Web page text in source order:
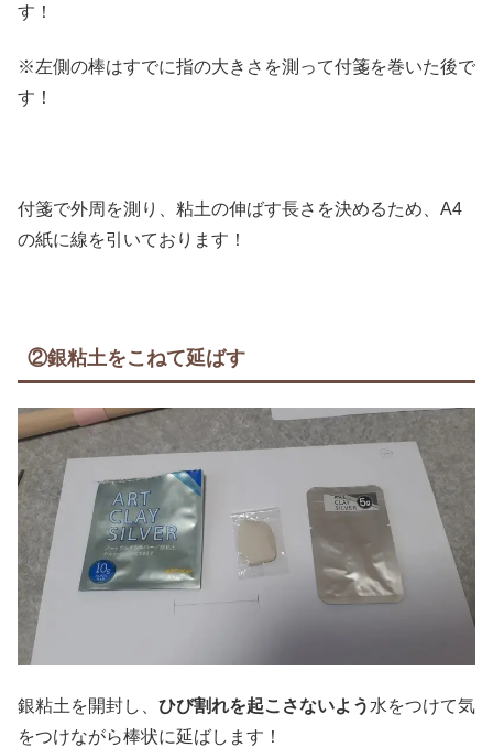
す！
※左側の棒はすでに指の大きさを測って付箋を巻いた後で
す！
付箋で外周を測り、粘土の伸ばす長さを決めるため、A4
の紙に線を引いております！
②銀粘土をこねて延ばす
銀粘土を開封し、 ひび割れを起こさないよう 水をつけて気
をつけながら棒状に延ばします！